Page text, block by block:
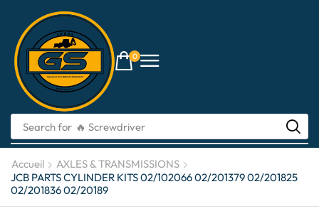
0
Search for 🔥 li-ion batteries
Accueil
AXLES & TRANSMISSIONS
JCB PARTS CYLINDER KITS 02/102066 02/201379 02/201825
02/201836 02/20189